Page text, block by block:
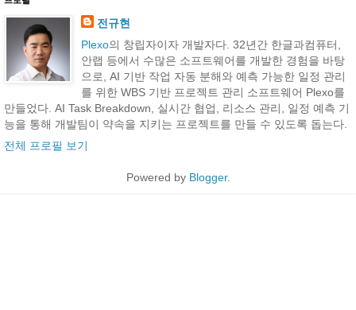
전규현
Plexo의 창립자이자 개발자다. 32년간 한글과컴퓨터,
안랩 등에서 수많은 소프트웨어를 개발한 경험을 바탕
으로, AI 기반 작업 자동 분해와 예측 가능한 일정 관리
를 위한 WBS 기반 프로젝트 관리 소프트웨어 Plexo를
만들었다. AI Task Breakdown, 실시간 협업, 리소스 관리, 일정 예측 기
능을 통해 개발팀이 약속을 지키는 프로젝트를 만들 수 있도록 돕는다.
전체 프로필 보기
Powered by Blogger.